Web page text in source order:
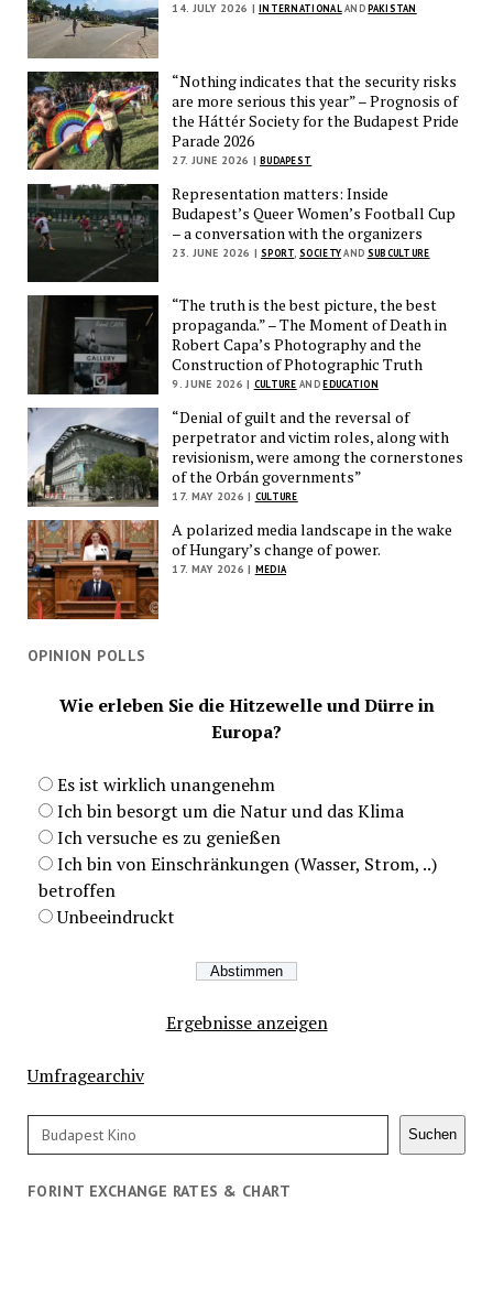
14. JULY 2026 | INTERNATIONALANDPAKISTAN
“Nothing indicates that the security risks
are more serious this year” – Prognosis of
the Háttér Society for the Budapest Pride
Parade 2026
27. JUNE 2026 | BUDAPEST
Representation matters: Inside
Budapest’s Queer Women’s Football Cup
– a conversation with the organizers
23. JUNE 2026 | SPORT SOCIETYAND SUBCULTURE
“The truth is the best picture, the best
propaganda.” – The Moment of Death in
Robert Capa’s Photography and the
Construction of Photographic Truth
9. JUNE 2026 | CULTURE ANDEDUCATION
“Denial of guilt and the reversal of
perpetrator and victim roles, along with
revisionism, were among the cornerstones
of the Orbán governments”
17. MAY 2026 | CULTURE
A polarized media landscape in the wake
of Hungary’s change of power.
17. MAY 2026 | MEDIA
OPINION POLLS
Wie erleben Sie die Hitzewelle und Dürre in
Europa?
Es ist wirklich unangenehm
Ich bin besorgt um die Natur und das Klima
Ich versuche es zu genießen
Ich bin von Einschränkungen (Wasser, Strom, ..)
betroffen
Unbeeindruckt
Ergebnisse anzeigen
Umfragearchiv
Search Suchen
FORINT EXCHANGE RATES & CHART